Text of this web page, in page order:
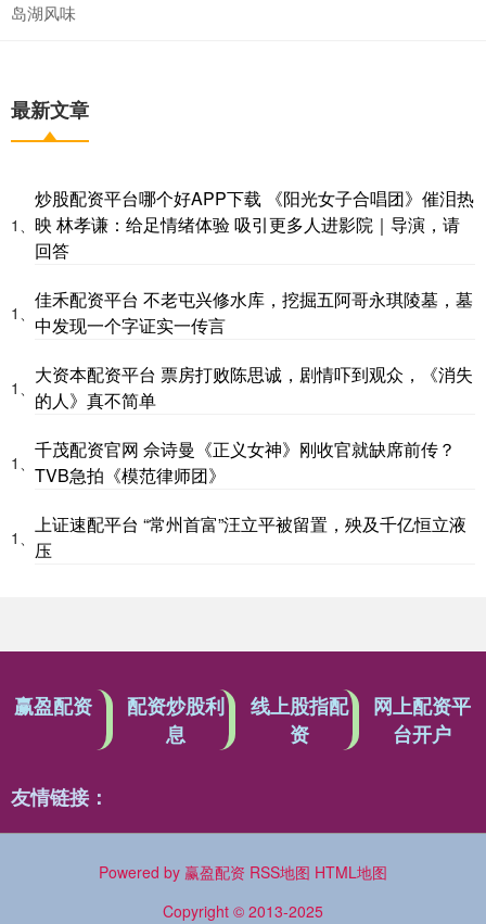
岛湖风味
最新文章
1、
炒股配资平台哪个好APP下载 《阳光女子合唱团》催泪热
映 林孝谦：给足情绪体验 吸引更多人进影院｜导演，请
回答
1、
佳禾配资平台 不老屯兴修水库，挖掘五阿哥永琪陵墓，墓
中发现一个字证实一传言
1、
大资本配资平台 票房打败陈思诚，剧情吓到观众，《消失
的人》真不简单
1、
千茂配资官网 佘诗曼《正义女神》刚收官就缺席前传？
TVB急拍《模范律师团》
1、
上证速配平台 “常州首富”汪立平被留置，殃及千亿恒立液
压
赢盈配资
配资炒股利
息
线上股指配
资
网上配资平
台开户
友情链接：
Powered by 赢盈配资 RSS地图 HTML地图
Copyright © 2013-2025